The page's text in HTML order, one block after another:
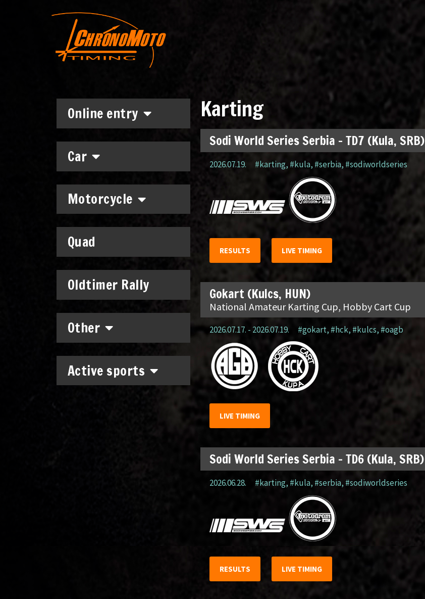
Online entry
Car
Motorcycle
Quad
Oldtimer Rally
Other
Active sports
Karting
Sodi World Series Serbia – TD7 (Kula, SRB)
2026.07.19. #karting, #kula, #serbia,#sodiworldseries
RESULTS LIVE TIMING
Gokart (Kulcs, HUN)
National Amateur Karting Cup, Hobby Cart Cup
2026.07.17. - 2026.07.19. #gokart, #hck, #kulcs, #oagb
LIVE TIMING
Sodi World Series Serbia – TD6 (Kula, SRB)
2026.06.28. #karting, #kula, #serbia, #sodiworldseries
RESULTS LIVE TIMING